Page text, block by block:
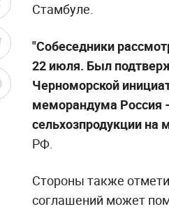
Стамбуле.
"Собеседники
22 июля. Был
Черноморской
меморандума Россия
сельхозпродукции
РФ.
Стороны также
соглашений может